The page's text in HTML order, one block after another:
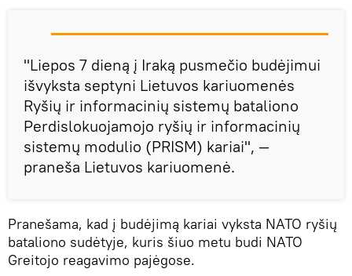
"Liepos 7 dieną į Iraką pusmečio budėjimui
išvyksta septyni Lietuvos kariuomenės
Ryšių ir informacinių sistemų bataliono
Perdislokuojamojo ryšių ir informacinių
sistemų modulio (PRISM) kariai", —
praneša Lietuvos kariuomenė.
Pranešama, kad į budėjimą kariai vyksta NATO ryšių
bataliono sudėtyje, kuris šiuo metu budi NATO
Greitojo reagavimo pajėgose.